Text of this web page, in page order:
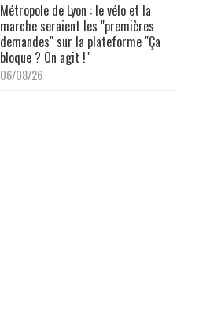
Métropole de Lyon : le vélo et la
marche seraient les "premières
demandes" sur la plateforme "Ça
bloque ? On agit !"
06/08/26